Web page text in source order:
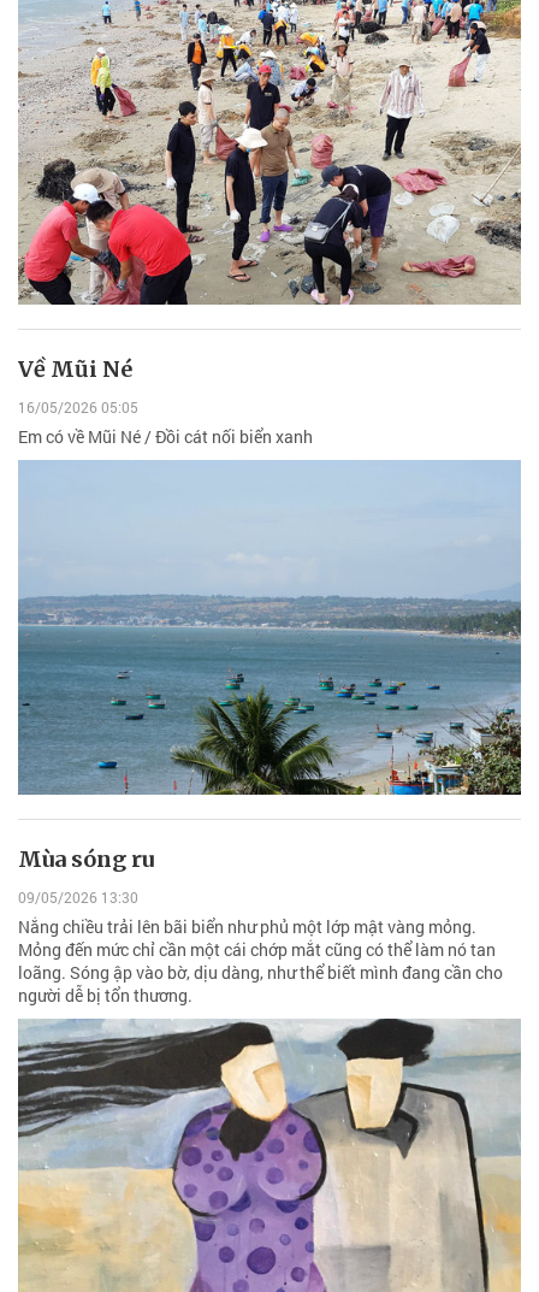
Về Mũi Né
16/05/2026 05:05
Em có về Mũi Né / Đồi cát nối biển xanh
Mùa sóng ru
09/05/2026 13:30
Nắng chiều trải lên bãi biển như phủ một lớp mật vàng mỏng.
Mỏng đến mức chỉ cần một cái chớp mắt cũng có thể làm nó tan
loãng. Sóng ập vào bờ, dịu dàng, như thể biết mình đang cần cho
người dễ bị tổn thương.